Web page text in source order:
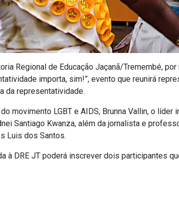
Regional de Educação Jaçanã/Tremembé,
importa, sim!”, evento que reunirá
da representatividade.
movimento LGBT e AIDS, Brunna Vallin, o líder
Santiago Kwanza, além da jornalista e
Luis dos Santos.
à DRE JT poderá inscrever dois participantes